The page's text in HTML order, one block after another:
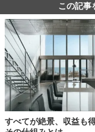
この記事
すべてが絶景、収益も